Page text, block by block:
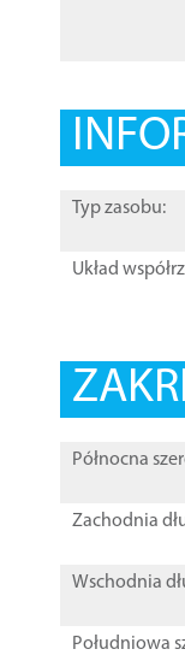
Typ zasobu:
Układ
Północna
Zachodnia
Wschodnia
Południowa